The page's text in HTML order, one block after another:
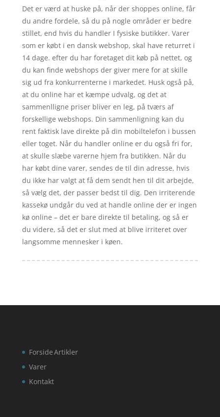
Det er værd at huske på, når der shoppes online, får
du andre fordele, så du på nogle områder er bedre
stillet, end hvis du handler I fysiske butikker. Varer
som er købt i en dansk webshop, skal have returret i
14 dage. efter du har foretaget dit køb på nettet, og
du kan finde webshops der giver mere for at skille
sig ud fra konkurrenterne i markedet. Husk også på,
at du online har et kæmpe udvalg, og det at
sammenlligne priser bliver en leg, på tværs af
forskellige webshops. Din sammenligning kan du
rent faktisk lave direkte på din mobiltelefon i bussen
eller toget. Når du handler online er du også fri for,
at skulle slæbe varerne hjem fra butikken. Når du
har købt dine varer, sendes de til din adresse, hvis
du ikke har valgt at få dem sendt hen til dit arbejde,
så vælg det, der passer bedst til dig. Den irriterende
kassekø undgår du ved at handle online der er ingen
kø online – det er bare direkte til betaling, og så er
du videre, så det er slut med at blive irriteret over
langsomme mennesker i køen.
Forside
Varer
Kontakt
Artikler